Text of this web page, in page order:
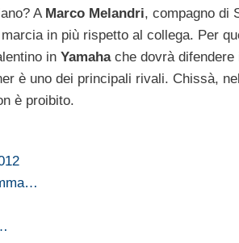
A Marco Melandri, compagno di
in più rispetto al collega. Per
in Yamahache dovrà difendere
è uno dei principali rivali. Chissà,
è proibito.